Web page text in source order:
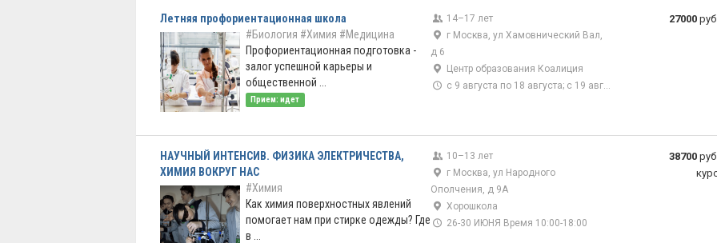
Летняя профориентационная школа
#Биология #Химия #Медицина
Профориентационная подготовка -
залог успешной карьеры и
общественной ...
Прием: идет
14–17 лет
г Москва, ул Хамовнический Вал,
д 6
Центр образования Коалиция
с 9 августа по 18 августа; с 19 августа по 28 августа
27000
НАУЧНЫЙ ИНТЕНСИВ. ФИЗИКА ЭЛЕКТРИЧЕСТВА,
ХИМИЯ ВОКРУГ НАС
#Химия
Как химия поверхностных явлений
помогает нам при стирке одежды? Где
в ...
10–13 лет
г Москва, ул Народного
Ополчения, д 9А
Хорошкола
26-30 ИЮНЯ Время 10:00-18:00
38700